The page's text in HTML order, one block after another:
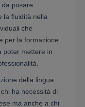
posare
la fluidità nella
che
per la formazione
poter mettere in
della lingua
ha necessità di
ma anche a chi